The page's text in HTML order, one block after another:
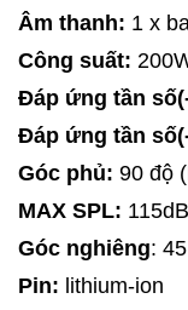
Âm thanh: 1 x
Công suất:
Đáp ứng tần
Đáp ứng tần
Góc phủ: 90 độ
MAX SPL: 115dB
Góc nghiêng:
Pin: lithium-ion